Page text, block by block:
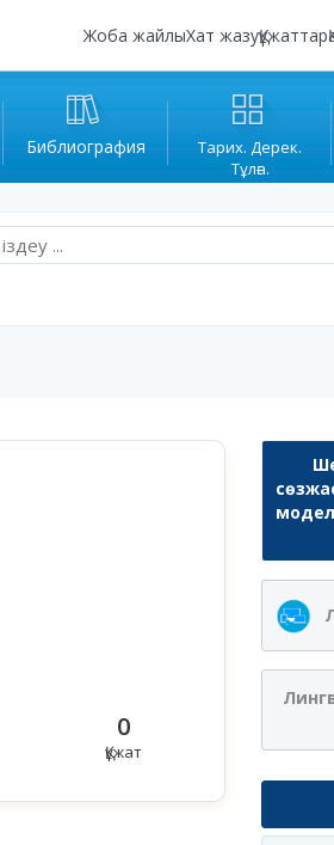
Жоба жайлыХат жазуҚұжаттар
Библиография
Тарих. Дерек.
Тұлға.
0
Құжат